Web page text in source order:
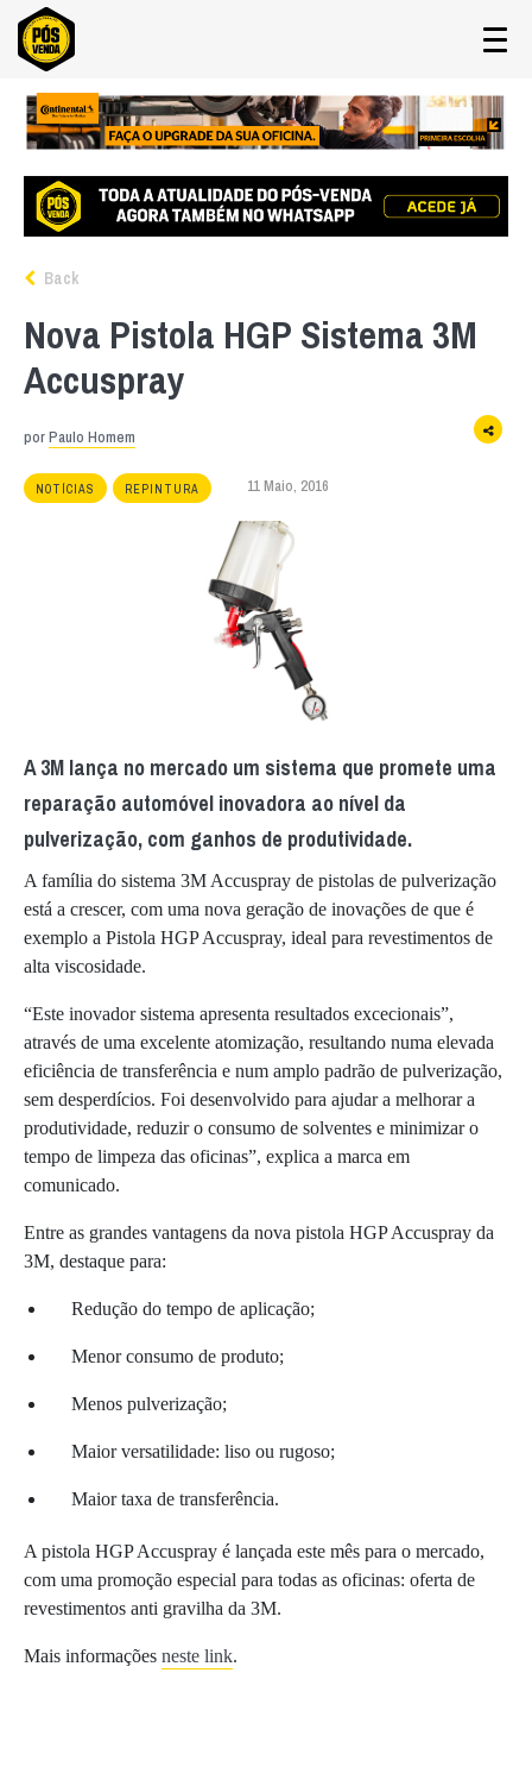
Back
Nova Pistola HGP Sistema 3M
Accuspray
porPaulo Homem
NOTÍCIAS REPINTURA 11 Maio, 2016
A 3M lança no mercado um sistema que promete uma
reparação automóvel inovadora ao nível da
pulverização, com ganhos de produtividade.
A família do sistema 3M Accuspray de pistolas de pulverização
está a crescer, com uma nova geração de inovações de que é
exemplo a Pistola HGP Accuspray, ideal para revestimentos de
alta viscosidade.
“Este inovador sistema apresenta resultados excecionais”,
através de uma excelente atomização, resultando numa elevada
eficiência de transferência e num amplo padrão de pulverização,
sem desperdícios. Foi desenvolvido para ajudar a melhorar a
produtividade, reduzir o consumo de solventes e minimizar o
tempo de limpeza das oficinas”, explica a marca em
comunicado.
Entre as grandes vantagens da nova pistola HGP Accuspray da
3M, destaque para:
Redução do tempo de aplicação;
Menor consumo de produto;
Menos pulverização;
Maior versatilidade: liso ou rugoso;
Maior taxa de transferência.
A pistola HGP Accuspray é lançada este mês para o mercado,
com uma promoção especial para todas as oficinas: oferta de
revestimentos anti gravilha da 3M.
Mais informações neste link.